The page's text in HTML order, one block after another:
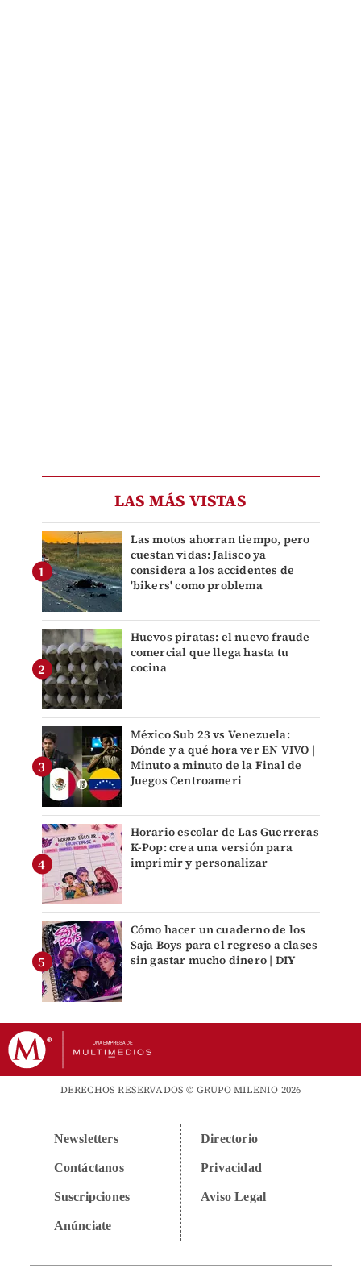
LAS MÁS VISTAS
Las motos ahorran tiempo, pero
cuestan vidas: Jalisco ya
considera a los accidentes de
'bikers' como problema
Huevos piratas: el nuevo fraude
comercial que llega hasta tu
cocina
México Sub 23 vs Venezuela:
Dónde y a qué hora ver EN VIVO |
Minuto a minuto de la Final de
Juegos Centroameri
Horario escolar de Las Guerreras
K-Pop: crea una versión para
imprimir y personalizar
Cómo hacer un cuaderno de los
Saja Boys para el regreso a clases
sin gastar mucho dinero | DIY
DERECHOS RESERVADOS © GRUPO MILENIO 2026
Newsletters
Contáctanos
Suscripciones
Anúnciate
Directorio
Privacidad
Aviso Legal